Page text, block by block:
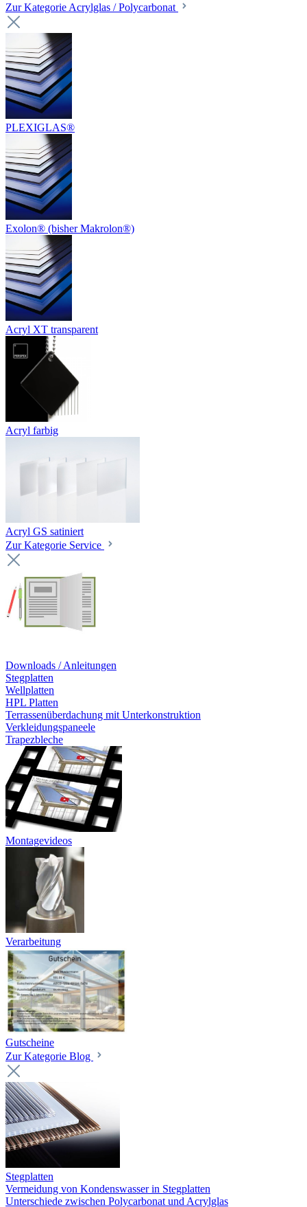
Zur Kategorie Acrylglas / Polycarbonat
PLEXIGLAS®
Exolon® (bisher Makrolon®)
Acryl XT transparent
Acryl farbig
Acryl GS satiniert
Zur Kategorie Service
Downloads / Anleitungen
Stegplatten
Wellplatten
HPL Platten
Terrassenüberdachung mit Unterkonstruktion
Verkleidungspaneele
Trapezbleche
Montagevideos
Verarbeitung
Gutscheine
Zur Kategorie Blog
Stegplatten
Vermeidung von Kondenswasser in Stegplatten
Unterschiede zwischen Polycarbonat und Acrylglas